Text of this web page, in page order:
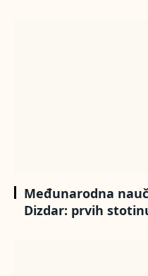
Međunarodna
Dizdar: prvih